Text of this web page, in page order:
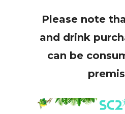
Please note
and drink
can be